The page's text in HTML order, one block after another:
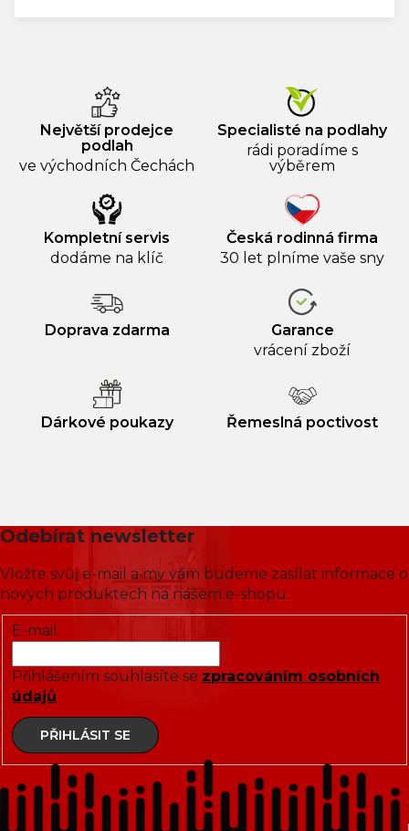
Největší prodejce
podlah
ve východních Čechách
Specialisté na podlahy
rádi poradíme s
výběrem
Kompletní servis
dodáme na klíč
Česká rodinná firma
30 let plníme vaše sny
Doprava zdarma
Garance
vrácení zboží
Dárkové poukazy Řemeslná poctivost
Odebírat newsletter
Vložte svůj e-mail a my vám budeme zasílat informace o
nových produktech na našem e-shopu.
E-mail
Přihlášením souhlasíte se zpracováním osobních
údajů
PŘIHLÁSIT SE